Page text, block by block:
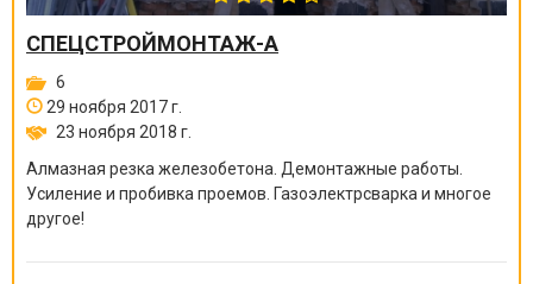
СПЕЦСТРОЙМОНТАЖ-А
6
29 ноября 2017 г.
23 ноября 2018 г.
Алмазная резка железобетона. Демонтажные работы.
Усиление и пробивка проемов. Газоэлектрсварка и многое
другое!